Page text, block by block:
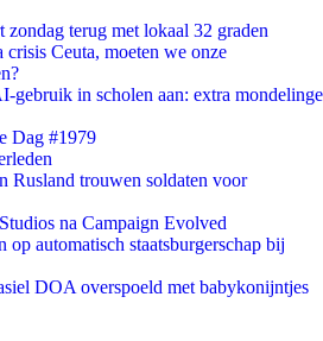
zondag terug met lokaal 32 graden
crisis Ceuta, moeten we onze
gebruik in scholen aan: extra mondelinge
Dag #1979
Rusland trouwen soldaten voor
na Campaign Evolved
automatisch staatsburgerschap bij
DOA overspoeld met babykonijntjes